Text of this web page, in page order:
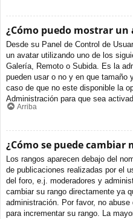
¿Cómo puedo mostrar un
Desde su Panel de Control de
un avatar utilizando uno de los
Galería, Remoto o Subida. Es la
pueden usar o no y en que tamaño
caso de que no este disponible la
Administración para que sea
Arriba
¿Cómo se puede cambiar
Los rangos aparecen debajo del
de publicaciones realizadas por el
del foro, e.j. moderadores y
cambiar su rango directamente ya
administración. Por favor, no
para incrementar su rango. La